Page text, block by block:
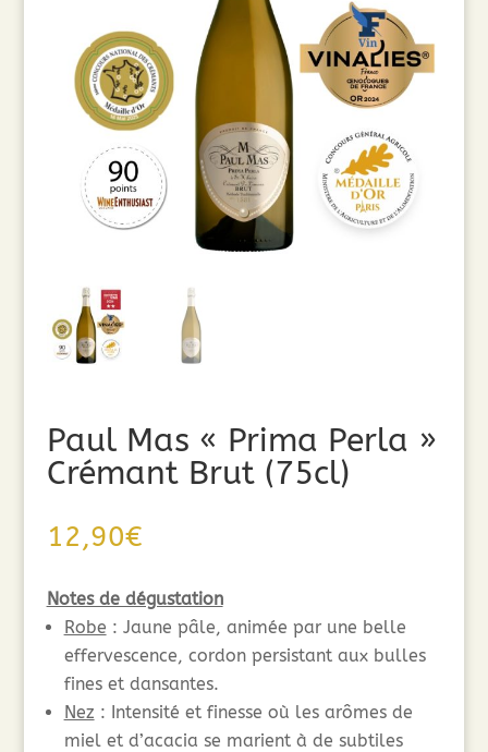
Paul Mas « Prima Perla »
Crémant Brut (75cl)
12,90€
Notes de dégustation
Robe : Jaune pâle, animée par une belle
effervescence, cordon persistant aux bulles
fines et dansantes.
Nez : Intensité et finesse où les arômes de
miel et d’acacia se marient à de subtiles